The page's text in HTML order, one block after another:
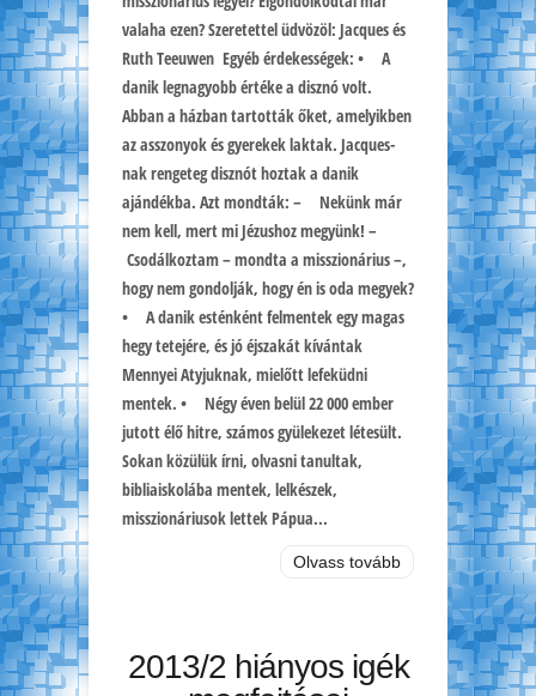
valaha ezen? Szeretettel üdvözöl: Jacques és
Ruth Teeuwen Egyéb érdekességek: • A
danik legnagyobb értéke a disznó volt.
Abban a házban tartották őket, amelyikben
az asszonyok és gyerekek laktak. Jacques-
nak rengeteg disznót hoztak a danik
ajándékba. Azt mondták: – Nekünk már
nem kell, mert mi Jézushoz megyünk! –
Csodálkoztam – mondta a misszionárius –,
hogy nem gondolják, hogy én is oda megyek?
• A danik esténként felmentek egy magas
hegy tetejére, és jó éjszakát kívántak
Mennyei Atyjuknak, mielőtt lefeküdni
mentek. • Négy éven belül 22 000 ember
jutott élő hitre, számos gyülekezet létesült.
Sokan közülük írni, olvasni tanultak,
bibliaiskolába mentek, lelkészek,
misszionáriusok lettek Pápua...
Olvass tovább
2013/2 hiányos igék